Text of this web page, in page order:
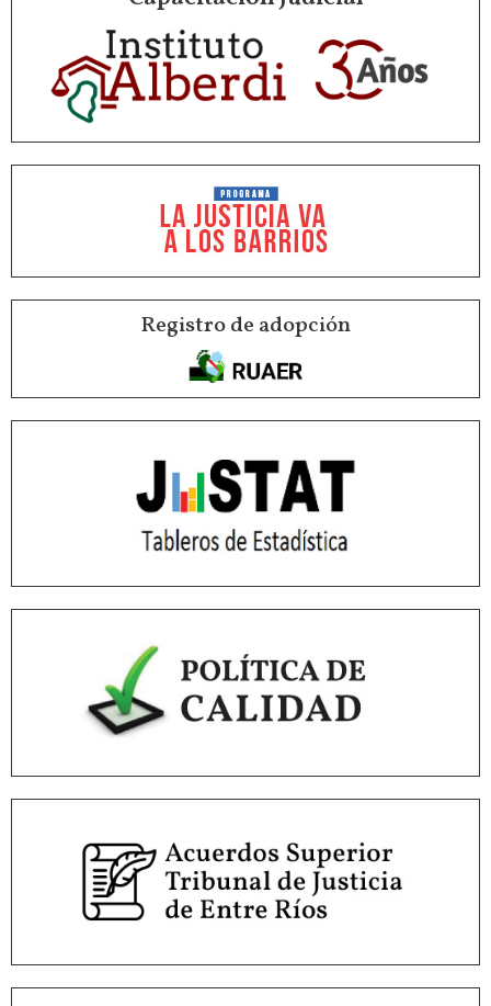
Registro de adopción